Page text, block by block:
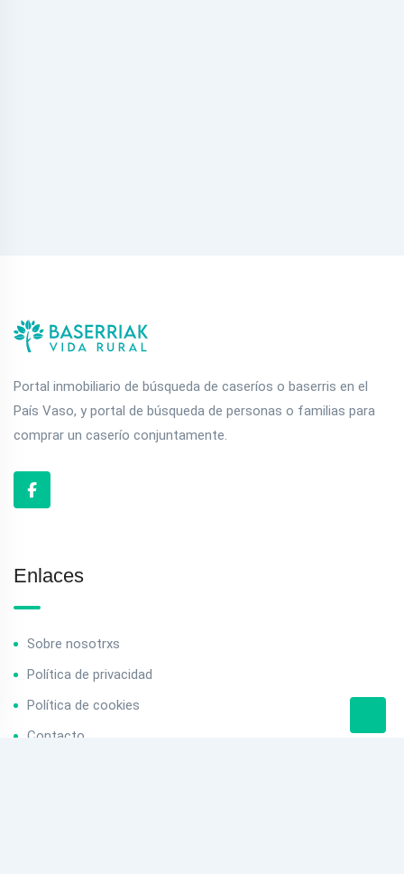
Portal inmobiliario de búsqueda de caseríos o baserris en el
País Vaso, y portal de búsqueda de personas o familias para
comprar un caserío conjuntamente.
Enlaces
Sobre nosotrxs
Política de privacidad
Política de cookies
Contacto